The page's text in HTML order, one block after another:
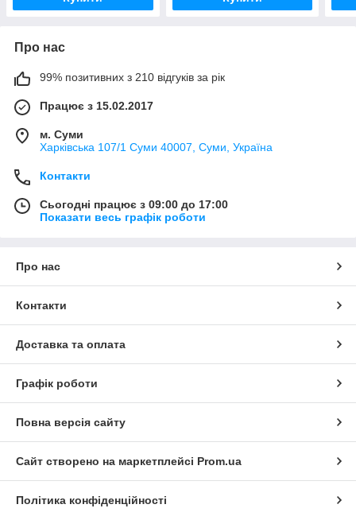
Про нас
99% позитивних з 210 відгуків за рік
Працює з 15.02.2017
м. Суми
Харківська 107/1 Суми 40007, Суми, Україна
Контакти
Сьогодні працює з 09:00 до 17:00
Показати весь графік роботи
Про нас
Контакти
Доставка та оплата
Графік роботи
Повна версія сайту
Сайт створено на маркетплейсі Prom.ua
Політика конфіденційності